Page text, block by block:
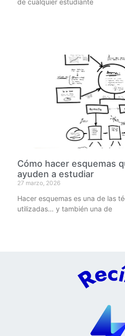
de cualquier estudiante
Cómo hacer esquemas
ayuden a estudiar
27 marzo, 2026
Hacer esquemas es una de las
utilizadas… y también una de